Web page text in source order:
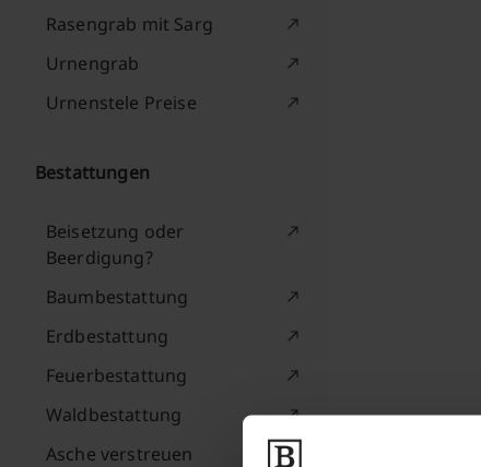
Rasengrab mit Sarg
Urnengrab
Urnenstele Preise
Bestattungen
Beisetzung oder
Beerdigung?
Baumbestattung
Erdbestattung
Feuerbestattung
Waldbestattung
Asche verstreuen